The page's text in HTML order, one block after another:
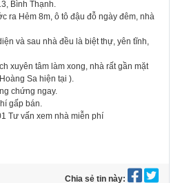
Bình Thạnh.
ra Hẻm 8m, ô tô đậu đỗ ngày đêm, nhà
và sau nhà đều là biệt thự, yên tĩnh,
xuyên tâm làm xong, nhà rất gần mặt
Sa hiện tại ).
chứng ngay.
gấp bán.
Tư vấn xem nhà miễn phí
Chia sẻ tin này: